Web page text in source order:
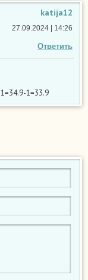
katija12
Ответить
27.09.2024 | 14:26
1=33.9